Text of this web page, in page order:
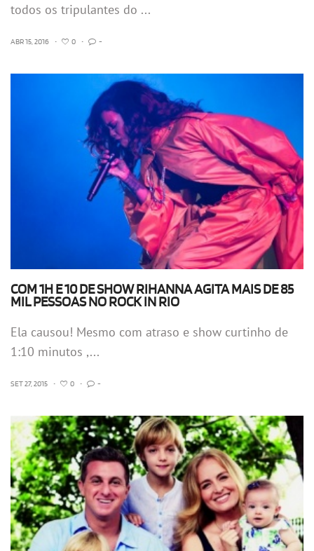
todos os tripulantes do ...
ABR 15, 2016 • 0 • -
COM 1H E 10 DE SHOW RIHANNA AGITA MAIS DE 85
MIL PESSOAS NO ROCK IN RIO
Ela causou! Mesmo com atraso e show curtinho de
1:10 minutos ,...
SET 27, 2015 • 0 • -